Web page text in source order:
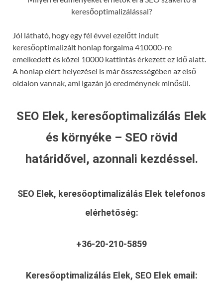
keresőoptimalizálással?
Jól látható, hogy egy fél évvel ezelőtt indult
keresőoptimalizált honlap forgalma 410000-re
emelkedett és közel 10000 kattintás érkezett ez idő alatt.
A honlap elért helyezései is már összességében az első
oldalon vannak, ami igazán jó eredménynek minősül.
SEO Elek, keresőoptimalizálás Elek
és környéke – SEO rövid
határidővel, azonnali kezdéssel.
SEO Elek, keresőoptimalizálás Elek telefonos
elérhetőség:
+36-20-210-5859
Keresőoptimalizálás Elek, SEO Elek email: